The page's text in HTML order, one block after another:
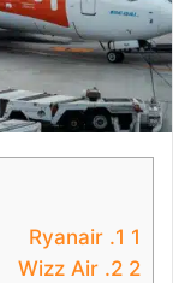
1
2